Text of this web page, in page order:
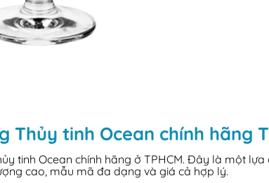
tinh Ocean chính hãng
tinh Ocean chính hãng ở TPHCM. Đây là một lựa
cao, mẫu mã đa dạng và giá cả hợp lý.